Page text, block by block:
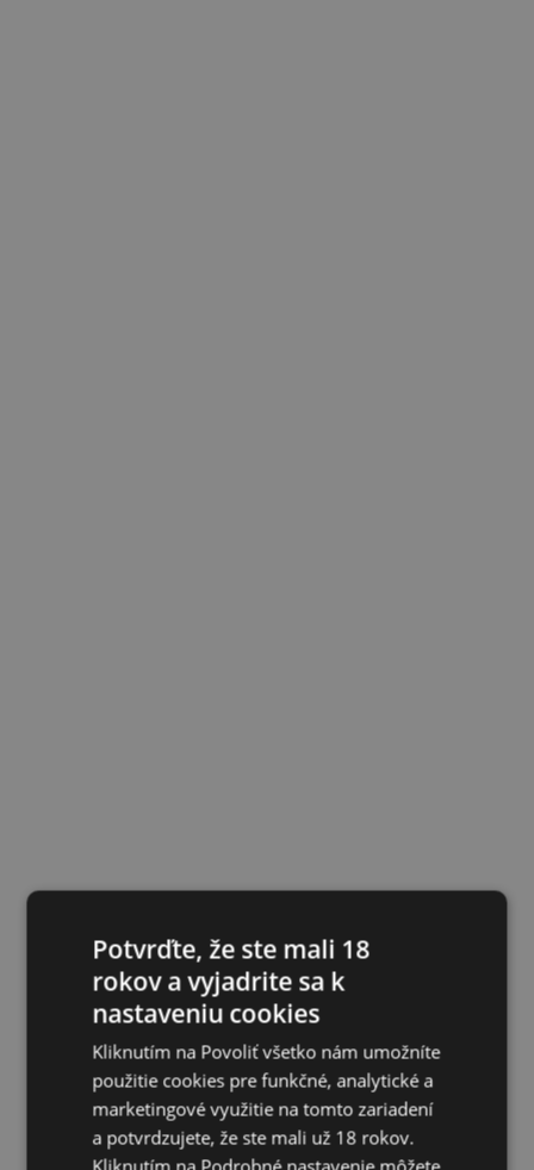
Potvrďte, že ste mali 18
rokov a vyjadrite sa k
nastaveniu cookies
Kliknutím na Povoliť všetko nám umožníte
použitie cookies pre funkčné, analytické a
marketingové využitie na tomto zariadení
a potvrdzujete, že ste mali už 18 rokov.